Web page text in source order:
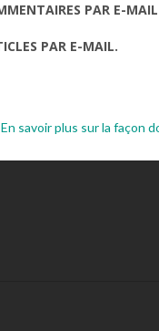
PAR E-
PAR E-MAIL.
En savoir plus sur la façon